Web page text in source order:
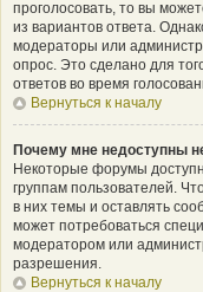
проголосовать, то вы
из вариантов ответа.
модераторы или
опрос. Это сделано для
ответов во время
Вернуться к началу
Почему мне недоступны
Некоторые форумы
группам пользователей.
в них темы и оставлять
может потребоваться
модератором или
разрешения.
Вернуться к началу